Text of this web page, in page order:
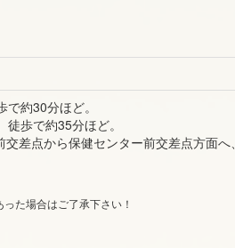
約30分ほど。
歩で約35分ほど。
差点から保健センター前交差点方面へ
た場合はご了承下さい！